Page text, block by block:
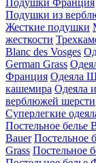
Подушки из
Жесткие подушки
жесткости
Blanc des Vosges
German Grass
Франция Одеяла
кашемира Одеяла
верблюжей шерсти
Суперлегкие
Постельное белье
Bauer Постельное
Grass Постельное